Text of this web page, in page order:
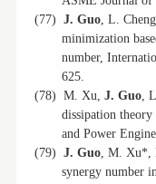
(77) J. Guo, L.
minimization
number,
625.
(78) M. Xu, J. Guo,
dissipation
and Power
(79) J. Guo, M. Xu*,
synergy number